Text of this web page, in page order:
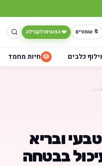
🔖 שמורים ❤️ הצטרפו לקהילה
כלבים 🐶 חיות מחמד
ובריא
בבטחה